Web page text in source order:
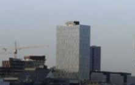
principal